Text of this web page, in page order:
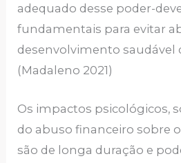
adequado desse poder-
fundamentais para evitar
desenvolvimento saudável
(Madaleno 2021)
Os impactos psicológicos,
do abuso financeiro sobre
são de longa duração e